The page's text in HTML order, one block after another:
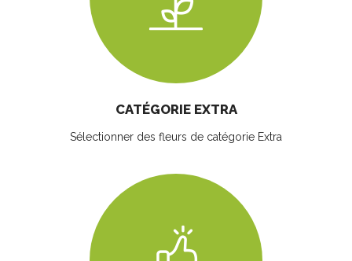
CATÉGORIE EXTRA
Sélectionner des fleurs de catégorie Extra